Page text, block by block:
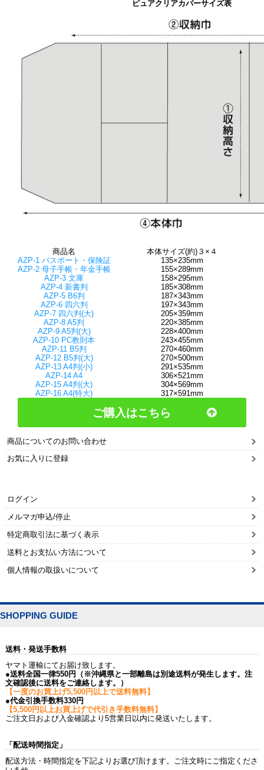
ピュアクリアカバーサイズ表
商品名
本体サイズ(約)３×４
AZP-1 パスポート・保険証
135×235mm
AZP-2 母子手帳・年金手帳
155×289mm
AZP-3 文庫
158×295mm
AZP-4 新書判
185×308mm
AZP-5 B6判
187×343mm
AZP-6 四六判
197×343mm
AZP-7 四六判(大)
205×359mm
AZP-8 A5判
220×385mm
AZP-9 A5判(大)
228×400mm
AZP-10 PC教則本
243×455mm
AZP-11 B5判
270×460mm
AZP-12 B5判(大)
270×500mm
AZP-13 A4判(小)
291×535mm
AZP-14 A4
306×521mm
AZP-15 A4判(大)
304×569mm
AZP-16 A4(特大)
317×591mm
ご購入はこちら
商品についてのお問い合わせ
お気に入りに登録
ログイン
メルマガ申込/停止
特定商取引法に基づく表示
送料とお支払い方法について
個人情報の取扱いについて
SHOPPING GUIDE
送料・発送手数料
ヤマト運輸にてお届け致します。
●送料全国一律550円（※沖縄県と一部離島は別途送料が発生します。注
文確認後に送料をご連絡します。）
【一度のお買上げ5,500円以上で送料無料】
●代金引換手数料330円
【5,500円以上お買上げで代引き手数料無料】
ご注文日および入金確認より5営業日以内に発送いたします。
「配送時間指定」
配送方法・時間指定を下記よりお選び頂けます。ご注文時にご指定くださ